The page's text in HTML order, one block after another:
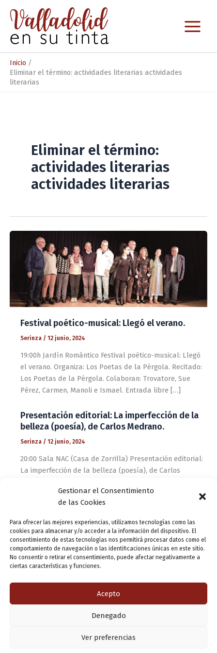
Gestionar el Consentimiento
de las Cookies
Para ofrecer las mejores experiencias, utilizamos tecnologías como las
cookies para almacenar y/o acceder a la información del dispositivo. El
consentimiento de estas tecnologías nos permitirá procesar datos como el
comportamiento de navegación o las identificaciones únicas en este sitio.
No consentir o retirar el consentimiento, puede afectar negativamente a
ciertas características y funciones.
Acepto
Denegado
Ver preferencias
contenido
Inicio
Eliminar el término: actividades literarias actividades
literarias
Eliminar el término:
actividades literarias
actividades literarias
Festival poético-musical: Llegó el verano.
Serinza / 12 junio, 2024
19:00h Jardín Romántico Festival poético-musical: Llegó
el verano. Organiza: Los Poetas de la Pérgola. Recitado:
Los Poetas de la Pérgola. Colaboran: Trovatore, Sue
Pérez, Carmen, Manoli e Ismael. Entrada libre […]
Presentación editorial: La imperfección de la
belleza (poesía), de Carlos Medrano.
Serinza / 12 junio, 2024
20:00 Sala NAC (Casa de Zorrilla) Presentación editorial:
La imperfección de la belleza (poesía), de Carlos
Guillén. Entrada libre hasta completar aforo: 45
EXPOSICIÓN: Poesía para ser vista (sin dejar de
ser leída)
Serinza /12 junio, 2024
Sala NAC (Casa de Zorrilla) EXPOSICIÓN: Poesía para ser
Copyright © 2026 Valladolid en su titna